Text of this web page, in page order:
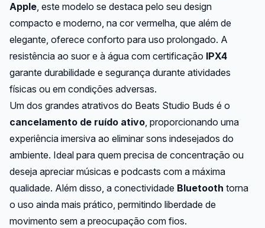
Apple, este modelo se destaca pelo seu design
compacto e moderno, na cor vermelha, que além de
elegante, oferece conforto para uso prolongado. A
resistência ao suor e à água com certificação IPX4
garante durabilidade e segurança durante atividades
físicas ou em condições adversas.
Um dos grandes atrativos do Beats Studio Buds é o
cancelamento de ruído ativo, proporcionando uma
experiência imersiva ao eliminar sons indesejados do
ambiente. Ideal para quem precisa de concentração ou
deseja apreciar músicas e podcasts com a máxima
qualidade. Além disso, a conectividade Bluetooth torna
o uso ainda mais prático, permitindo liberdade de
movimento sem a preocupação com fios.